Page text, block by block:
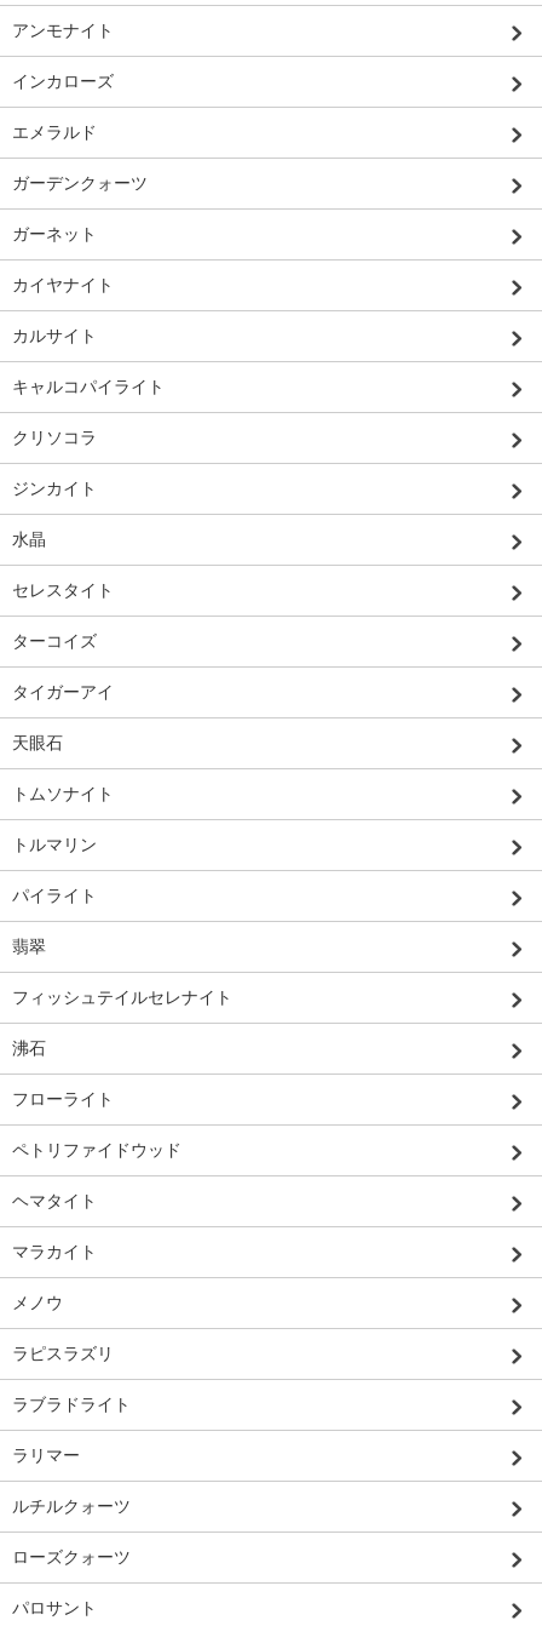
アンモナイト
インカローズ
エメラルド
ガーデンクォーツ
ガーネット
カイヤナイト
カルサイト
キャルコパイライト
クリソコラ
ジンカイト
水晶
セレスタイト
ターコイズ
タイガーアイ
天眼石
トムソナイト
トルマリン
パイライト
翡翠
フィッシュテイルセレナイト
沸石
フローライト
ペトリファイドウッド
ヘマタイト
マラカイト
メノウ
ラピスラズリ
ラブラドライト
ラリマー
ルチルクォーツ
ローズクォーツ
パロサント